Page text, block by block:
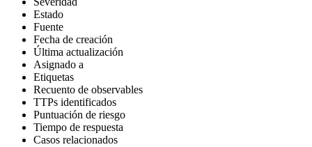
Estado
Fuente
Fecha de creación
Última actualización
Asignado a
Etiquetas
Recuento de observables
TTPs identificados
Puntuación de riesgo
Tiempo de respuesta
Casos relacionados